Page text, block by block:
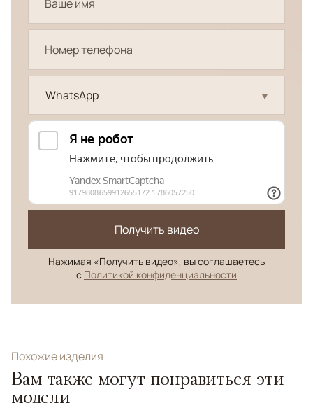
WhatsApp
Получить видео
Нажимая «Получить видео», вы соглашаетесь
с Политикой конфиденциальности
Похожие изделия
Вам также могут понравиться эти
модели